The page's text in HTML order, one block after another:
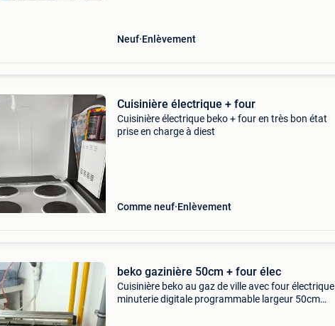
Neuf Enlèvement
Cuisinière électrique + four
Cuisinière électrique beko + four en très bon état
prise en charge à diest
Comme neuf Enlèvement
beko gazinière 50cm + four élec
Cuisinière beko au gaz de ville avec four électrique
minuterie digitale programmable largeur 50cm